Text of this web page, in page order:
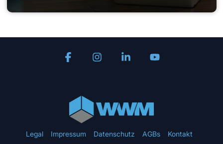
Legal Impressum Datenschutz AGBs
Kontakt
FacebookInstagramLinkedin